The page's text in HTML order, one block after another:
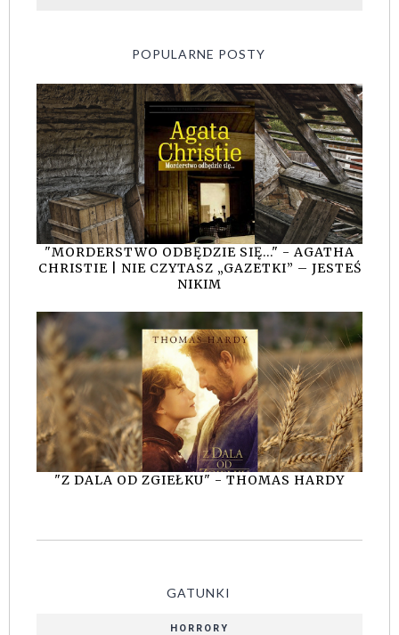
POPULARNE POSTY
"MORDERSTWO ODBĘDZIE SIĘ..." - AGATHA
CHRISTIE | NIE CZYTASZ „GAZETKI” – JESTEŚ
NIKIM
"Z DALA OD ZGIEŁKU" - THOMAS HARDY
GATUNKI
HORRORY